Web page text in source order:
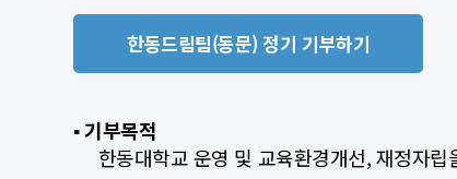
한동드림팀(동문) 정기 기부하기
▪︎ 기부목적
한동대학교 운영 및 교육환경개선, 재정자립